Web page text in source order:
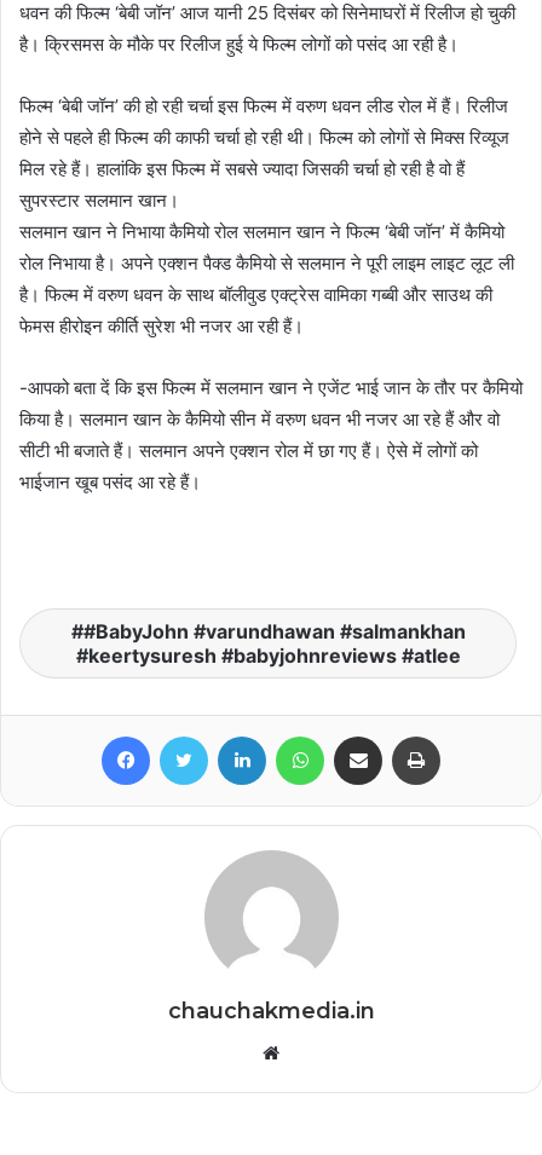
धवन की फिल्म ‘बेबी जॉन’ आज यानी 25 दिसंबर को सिनेमाघरों में रिलीज हो चुकी
है। क्रिसमस के मौके पर रिलीज हुई ये फिल्म लोगों को पसंद आ रही है।
फिल्म ‘बेबी जॉन’ की हो रही चर्चा इस फिल्म में वरुण धवन लीड रोल में हैं। रिलीज
होने से पहले ही फिल्म की काफी चर्चा हो रही थी। फिल्म को लोगों से मिक्स रिव्यूज
मिल रहे हैं। हालांकि इस फिल्म में सबसे ज्यादा जिसकी चर्चा हो रही है वो हैं
सुपरस्टार सलमान खान।
सलमान खान ने निभाया कैमियो रोल सलमान खान ने फिल्म ‘बेबी जॉन’ में कैमियो
रोल निभाया है। अपने एक्शन पैक्ड कैमियो से सलमान ने पूरी लाइम लाइट लूट ली
है। फिल्म में वरुण धवन के साथ बॉलीवुड एक्ट्रेस वामिका गब्बी और साउथ की
फेमस हीरोइन कीर्ति सुरेश भी नजर आ रही हैं।
-आपको बता दें कि इस फिल्म में सलमान खान ने एजेंट भाई जान के तौर पर कैमियो
किया है। सलमान खान के कैमियो सीन में वरुण धवन भी नजर आ रहे हैं और वो
सीटी भी बजाते हैं। सलमान अपने एक्शन रोल में छा गए हैं। ऐसे में लोगों को
भाईजान खूब पसंद आ रहे हैं।
#BabyJohn #varundhawan #salmankhan
#keertysuresh #babyjohnreviews #atlee
FacebookTwitter LinkedIn WhatsAppShare via Email
chauchakmedia.in
Website